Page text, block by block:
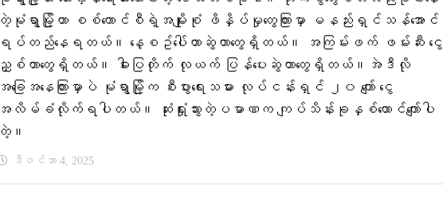
တဲ့မုံရွာမြို့ဟာ စစ်ကောင်စီရဲ့အမျိုးစုံ ဖိနှိပ်မှုတွေကြားမှာ မနည်းရှင်သန်အောင်
ရပ်တည်နေရတယ်။ နေ့စဥ်ပေါ်တာဆွဲတာတွေရှိတယ်။ အကြမ်းဖက် ဖမ်းဆီး ငွေ
ညှစ်တာတွေရှိတယ်။ ဓါးပြတိုက် လုယက် ပြန်ပေးဆွဲတာတွေရှိတယ်။အဲဒီလို
အခြေအနေကြားမှာပဲ မုံရွာမြို့က စီးပွားရေးသမား လုပ်ငန်းရှင် ၂၀ ကျော် ငွေ
အလိမ်ခံလိုက်ရပါတယ်။ ဆုံးရှုံးသွားတဲ့ပမာဏက ကျပ်သိန်းခုနှစ်ထောင်ကျော်ပါ
တဲ့။
ဒီဇင်ဘာ 4, 2025